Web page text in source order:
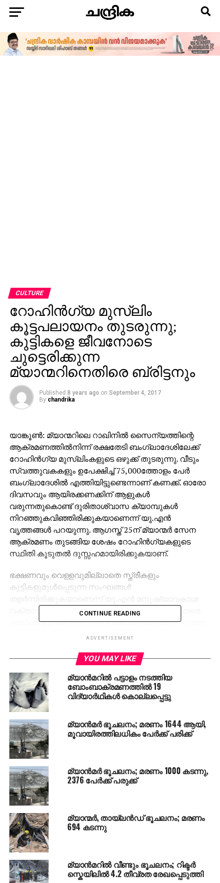
CULTURE
റോഹിന്‍ഗ്യ മുസ്ലിം
കൂട്ടപലായനം തുടരുന്നു;
കുട്ടികളെ ജീവനോടെ
ചുട്ടെരിക്കുന്ന
മ്യാന്മറിനെതിരെ ബ്രിട്ടനും
Published 8 years ago on September 4, 2017
By chandrika
യാങ്കൂണ്‍: മ്യാന്മറിലെ റാഖിനില്‍ സൈന്യത്തിന്റെ
ആക്രമണത്തില്‍നിന്ന് രക്ഷതേടി ബംഗ്ലാദേശിലേക്ക്
റോഹിന്‍ഗ്യ മുസ്ലിംകളുടെ ഒഴുക്ക് തുടരുന്നു. വീടും
സ്വത്തുവകകളും ഉപേക്ഷിച്ച് 75,000ത്തോളം പേര്‍
ബംഗ്ലാദേശില്‍ എത്തിയിട്ടുണ്ടെന്നാണ് കണക്ക്. ഓരോ
ദിവസവും ആയിരക്കണക്കിന് ആളുകള്‍
വരുന്നതുകൊണ്ട് ദുരിതാശ്വാസ ക്യാമ്പുകള്‍
നിറഞ്ഞുകവിഞ്ഞിരിക്കുകയാണെന്ന് യു.എന്‍
വൃത്തങ്ങള്‍ പറയുന്നു. ആഗസ്ത് 25ന് മ്യാന്മര്‍ സേന
ആക്രമണം തുടങ്ങിയ ശേഷം റോഹിന്‍ഗ്യകളുടെ
സ്ഥിതി കൂടുതല്‍ ദുസ്സഹമായിരിക്കുകയാണ്.
ഭക്ഷണവും വെള്ളവുമില്ലാതെ സ്ത്രീകളും
കുട്ടികളുമുള്‍പ്പെടുന്ന സംഘങ്ങള്‍
വക്താവ് വിവിയന്‍ ടാന്‍ പറഞ്ഞു. പട്ടാളക്കാര്‍ ഉറ്റവരെ
വെടിവെച്ചും കഴുത്തറുത്തും കൊലപ്പെടുത്തുന്ന ദുരന്ത
ദൃശ്യങ്ങള്‍ നേരില്‍ കാണേണ്ടിവന്ന അവര്‍
തമ്പടിച്ചിരിക്കുന്ന പലരും കലാപ ഭൂമിയില്‍ കുടുങ്ങിയ
വെടിവെപ്പില്‍ ഭര്‍ത്താവിനെ നഷ്ടപ്പെട്ട ഒരു സ്ത്രീ
പതിനെട്ടുമാസം പ്രായമുള്ള കുഞ്ഞിനെ ബന്ധുക്കളെ
ഏല്‍പ്പിച്ചാണ് ഓടിപ്പോന്നതെന്ന് ടാന്‍ പറയുന്നു.
റോഹിന്‍ഗ്യന്‍ ഗ്രാമങ്ങളില്‍ സൈനികര്‍ വീടുകള്‍
വളഞ്ഞ് കണ്ണില്‍ കണ്ടവരെ മുഴുവന്‍ വെടിവെച്ചു
കൊല്ലുകയാണ്. മൂവ്വായിരത്തോളം വീടുകള്‍
സൈനികര്‍ ചുട്ടെരിച്ചുവെന്നാണ് കണക്ക്. ശനിയാഴ്ച
ബംഗ്ലാദേശിലെ കോക്‌സ് ബസാറില്‍ വെടിയേറ്റ
പരിക്കുകളോടെ എത്തിയ അമ്പതിലേറെ
അഭയാര്‍ത്ഥികളെ ആസ്പത്രിയിലേക്ക് മാറ്റി.
അതേ സമയം റോഹിന്‍ഗ്യ മുസ്്‌ലിംകള്‍ ഭീകരമായി
വേട്ടയാടപ്പെടുമ്പോള്‍ കാഴ്ചക്കാരായി നില്‍ക്കുന്ന
മ്യാന്മര്‍ ഭരണകൂടത്തെ ബ്രിട്ടനും അപലപിച്ചു.
അക്രമങ്ങള്‍ തടയാന്‍ എത്രയും വേഗം നടപടി
ആങ് സാന്‍ സൂകിയുടെ നേതൃത്വത്തിലുള്ള
ഭരണകൂടത്തോട് ബ്രിട്ടന്‍ ആവശ്യപ്പെട്ടു.
CONTINUE READING
ADVERTISEMENT
YOU MAY LIKE
മ്യാന്‍മറില്‍ പട്ടാളം നടത്തിയ
ബോംബാക്രമണത്തില്‍ 19
വിദ്യാര്‍ഥികള്‍ കൊല്ലപ്പെട്ടു
മ്യാന്‍മര്‍ ഭൂചലനം; മരണം 1644 ആയി,
മൂവായിരത്തിലധികം പേര്‍ക്ക് പരിക്ക്
മ്യാന്‍മര്‍ ഭൂചലനം; മരണം 1000 കടന്നു,
2376 പേര്‍ക്ക് പരുക്ക്
മ്യാന്മര്‍, തായ്‌ലന്‍ഡ് ഭൂചലനം; മരണം
694 കടന്നു
മ്യാൻമറില്‍ വീണ്ടും ഭൂചലനം; റിക്ടർ
സ്കെയിലിൽ 4.2 തീവ്രത രേഖപ്പെടുത്തി